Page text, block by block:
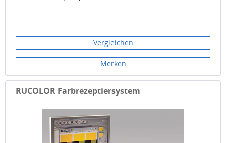
Vergleichen
Merken
RUCOLOR Farbrezeptiersystem